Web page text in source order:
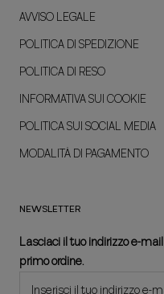
AVVISO LEGALE
POLITICA DI SPEDIZIONE
POLITICA DI RESO
INFORMATIVA SUI COOKIE
POLITICA SUI SOCIAL MEDIA
MODALITÀ DI PAGAMENTO
NEWSLETTER
Lasciaci il tuo indirizzo e-
primo ordine.